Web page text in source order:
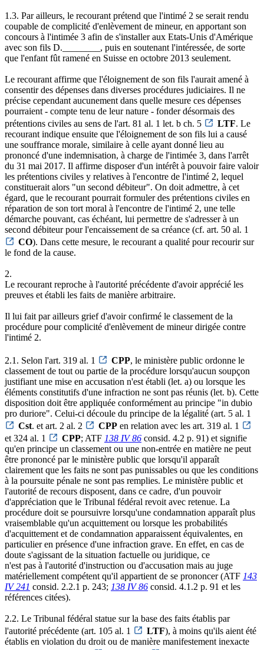
1.3. Par ailleurs, le recourant prétend que l'intimé 2 se serait rendu
coupable de complicité d'enlèvement de mineur, en apportant son
concours à l'intimée 3 afin de s'installer aux Etats-Unis d'Amérique
avec son fils D.________, puis en soutenant l'intéressée, de sorte
que l'enfant fût ramené en Suisse en octobre 2013 seulement.
Le recourant affirme que l'éloignement de son fils l'aurait amené à
consentir des dépenses dans diverses procédures judiciaires. Il ne
précise cependant aucunement dans quelle mesure ces dépenses
pourraient - compte tenu de leur nature - fonder désormais des
prétentions civiles au sens de l'art. 81 al. 1 let. b ch. 5
LTF. Le
recourant indique ensuite que l'éloignement de son fils lui a causé
une souffrance morale, similaire à celle ayant donné lieu au
prononcé d'une indemnisation, à charge de l'intimée 3, dans l'arrêt
du 31 mai 2017. Il affirme disposer d'un intérêt à pouvoir faire valoir
les prétentions civiles y relatives à l'encontre de l'intimé 2, lequel
constituerait alors "un second débiteur". On doit admettre, à cet
égard, que le recourant pourrait formuler des prétentions civiles en
réparation de son tort moral à l'encontre de l'intimé 2, une telle
démarche pouvant, cas échéant, lui permettre de s'adresser à un
second débiteur pour l'encaissement de sa créance (cf. art. 50 al. 1
CO). Dans cette mesure, le recourant a qualité pour recourir sur
le fond de la cause.
2.
Le recourant reproche à l'autorité précédente d'avoir apprécié les
preuves et établi les faits de manière arbitraire.
Il lui fait par ailleurs grief d'avoir confirmé le classement de la
procédure pour complicité d'enlèvement de mineur dirigée contre
l'intimé 2.
2.1. Selon l'art. 319 al. 1 CPP, le ministère public ordonne le
classement de tout ou partie de la procédure lorsqu'aucun soupçon
justifiant une mise en accusation n'est établi (let. a) ou lorsque les
éléments constitutifs d'une infraction ne sont pas réunis (let. b). Cette
disposition doit être appliquée conformément au principe "in dubio
pro duriore". Celui-ci découle du principe de la légalité (art. 5 al. 1
Cst. et art. 2 al. 2 CPP en relation avec les art. 319 al. 1
et 324 al. 1
CPP; ATF 138 IV 86 consid. 4.2 p. 91) et signifie
qu'en principe un classement ou une non-entrée en matière ne peut
être prononcé par le ministère public que lorsqu'il apparaît
clairement que les faits ne sont pas punissables ou que les conditions
à la poursuite pénale ne sont pas remplies. Le ministère public et
l'autorité de recours disposent, dans ce cadre, d'un pouvoir
d'appréciation que le Tribunal fédéral revoit avec retenue. La
procédure doit se poursuivre lorsqu'une condamnation apparaît plus
vraisemblable qu'un acquittement ou lorsque les probabilités
d'acquittement et de condamnation apparaissent équivalentes, en
particulier en présence d'une infraction grave. En effet, en cas de
doute s'agissant de la situation factuelle ou juridique, ce
n'est pas à l'autorité d'instruction ou d'accusation mais au juge
matériellement compétent qu'il appartient de se prononcer (ATF 143
IV 241 consid. 2.2.1 p. 243; 138 IV 86 consid. 4.1.2 p. 91 et les
références citées).
2.2. Le Tribunal fédéral statue sur la base des faits établis par
l'autorité précédente (art. 105 al. 1
LTF), à moins qu'ils aient été
établis en violation du droit ou de manière manifestement inexacte